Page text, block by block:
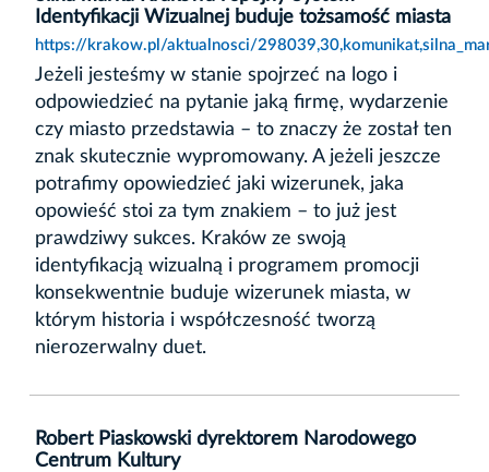
Identyfikacji Wizualnej buduje tożsamość miasta
https://krakow.pl/aktualnosci/
Jeżeli jesteśmy w stanie spojrzeć na logo i
odpowiedzieć na pytanie jaką firmę, wydarzenie
czy miasto przedstawia – to znaczy że został ten
znak skutecznie wypromowany. A jeżeli jeszcze
potrafimy opowiedzieć jaki wizerunek, jaka
opowieść stoi za tym znakiem – to już jest
prawdziwy sukces. Kraków ze swoją
identyfikacją wizualną i programem promocji
konsekwentnie buduje wizerunek miasta, w
którym historia i współczesność tworzą
nierozerwalny duet.
Robert Piaskowski dyrektorem Narodowego
Centrum Kultury